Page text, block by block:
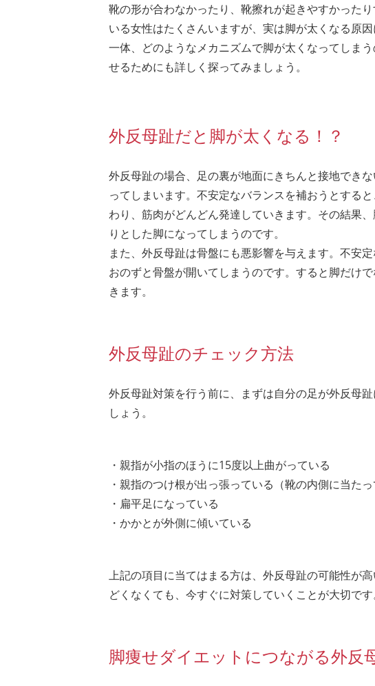
靴の形が合わなかったり、靴擦れが起きやすかった
いる女性はたくさんいますが、実は脚が太くなる原
一体、どのようなメカニズムで脚が太くなってしま
せるためにも詳しく探ってみましょう。
外反母趾だと脚が太くなる！？
外反母趾の場合、足の裏が地面にきちんと接地でき
ってしまいます。不安定なバランスを補おうとする
わり、筋肉がどんどん発達していきます。その結果
りとした脚になってしまうのです。
また、外反母趾は骨盤にも悪影響を与えます。不安
おのずと骨盤が開いてしまうのです。すると脚だけ
きます。
外反母趾のチェック方法
外反母趾対策を行う前に、まずは自分の足が外反母
しょう。
・親指が小指のほうに15度以上曲がっている
・親指のつけ根が出っ張っている（靴の内側に当たっ
・扁平足になっている
・かかとが外側に傾いている
上記の項目に当てはまる方は、外反母趾の可能性が
どくなくても、今すぐに対策していくことが大切です
脚痩せダイエットにつながる外反